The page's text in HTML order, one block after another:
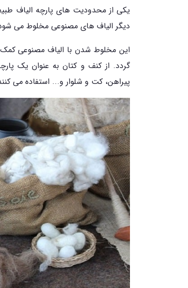
یکی از محدودیت های پارچه الیاف
دیگر الیاف های مصنوعی مخلوط می
این مخلوط شدن با الیاف مصنوعی
گردد. از کنف و کتان به عنوان یک
پیراهن، کت و شلوار و... استفاده می